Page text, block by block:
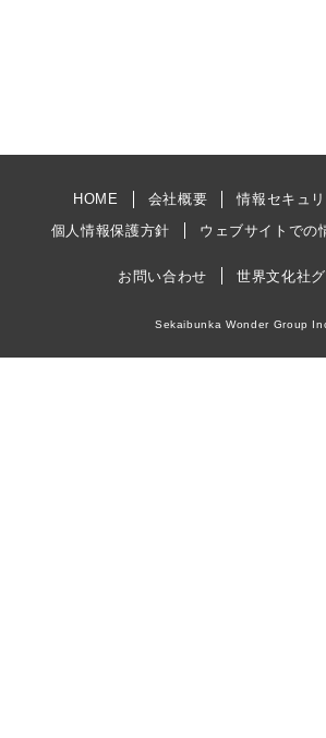
HOME 会社概要
情報セキュ
個人情報保護方針
ウェブサイトでの
お問い合わせ 世界文化社
Sekaibunka Wonder Group